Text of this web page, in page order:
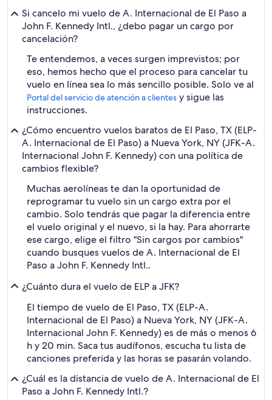
Si cancelo mi vuelo de A. Internacional de El Paso a
John F. Kennedy Intl., ¿debo pagar un cargo por
cancelación?
Te entendemos, a veces surgen imprevistos; por
eso, hemos hecho que el proceso para cancelar tu
vuelo en línea sea lo más sencillo posible. Solo ve al
Portal del servicio de atención a clientes y sigue las
instrucciones.
¿Cómo encuentro vuelos baratos de El Paso, TX (ELP-
A. Internacional de El Paso) a Nueva York, NY (JFK-A.
Internacional John F. Kennedy) con una política de
cambios flexible?
Muchas aerolíneas te dan la oportunidad de
reprogramar tu vuelo sin un cargo extra por el
cambio. Solo tendrás que pagar la diferencia entre
el vuelo original y el nuevo, si la hay. Para ahorrarte
ese cargo, elige el filtro "Sin cargos por cambios"
cuando busques vuelos de A. Internacional de El
Paso a John F. Kennedy Intl..
¿Cuánto dura el vuelo de ELP a JFK?
El tiempo de vuelo de El Paso, TX (ELP-A.
Internacional de El Paso) a Nueva York, NY (JFK-A.
Internacional John F. Kennedy) es de más o menos 6
h y 20 min. Saca tus audífonos, escucha tu lista de
canciones preferida y las horas se pasarán volando.
¿Cuál es la distancia de vuelo de A. Internacional de El
Paso a John F. Kennedy Intl.?